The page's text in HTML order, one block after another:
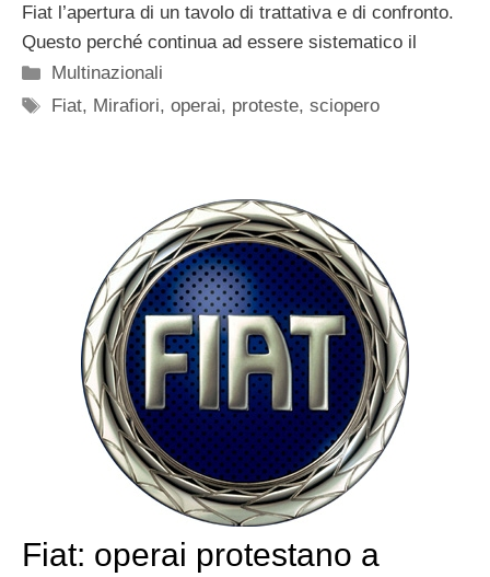
Fiat l’apertura di un tavolo di trattativa e di confronto.
Questo perché continua ad essere sistematico il
Categorie
Multinazionali
Tag
Fiat, Mirafiori,operai, proteste,sciopero
Fiat: operai protestano a